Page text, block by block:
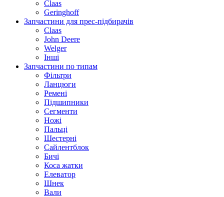
Claas
Geringhoff
Запчастини для прес-підбирачів
Claas
John Deere
Welger
Інші
Запчастини по типам
Фільтри
Ланцюги
Ремені
Підшипники
Сегменти
Ножі
Пальці
Шестерні
Сайлентблок
Бичі
Коса жатки
Елеватор
Шнек
Вали